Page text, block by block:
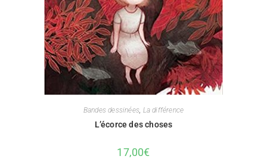
Bandes dessinées, La différence
L’écorce des choses
17,00€